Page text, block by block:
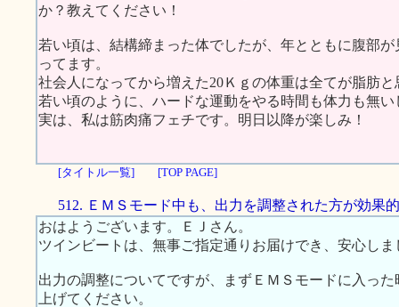
か？教えてください！
若い頃は、結構締まった体でしたが、年とともに腹部
ってます。
社会人になってから増えた20Ｋｇの体重は全てが脂肪
若い頃のように、ハードな運動をやる時間も体力も無い
実は、私は筋肉痛フェチです。明日以降が楽しみ！
[タイトル一覧] [TOP PAGE]
512. ＥＭＳモード中も、出力を調整された方が効果
おはようございます。ＥＪさん。
ツインビートは、無事ご指定通りお届けでき、安心しま
出力の調整についてですが、まずＥＭＳモードに入っ
上げてください。